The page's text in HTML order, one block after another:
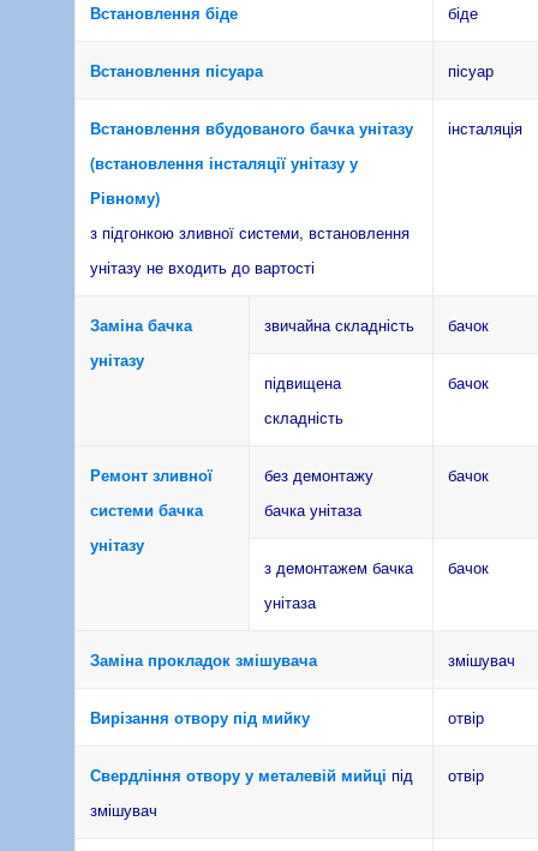
Встановлення біде біде
Встановлення пісуара пісуар
Встановлення вбудованого бачка унітазу
(встановлення інсталяції унітазу у
Рівному)
з підгонкою зливної системи, встановлення
унітазу не входить до вартості
інсталяція
Заміна бачка
унітазу
звичайна складність бачок
підвищена
складність
бачок
Ремонт зливної
системи бачка
унітазу
без демонтажу
бачка унітаза
бачок
з демонтажем бачка
унітаза
бачок
Заміна прокладок змішувача змішувач
Вирізання отвору під мийку отвір
Свердління отвору у металевій мийці під
змішувач
отвір